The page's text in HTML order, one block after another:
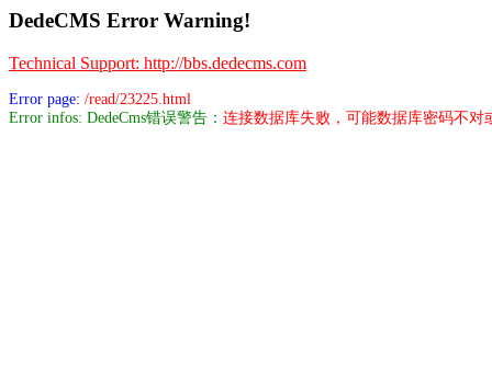
DedeCMS Error Warning!
Technical Support: http://bbs.dedecms.com
Error page: /read/23225.html
Error infos: DedeCms错误警告： 连接数据库失败，可能数据库密码不对